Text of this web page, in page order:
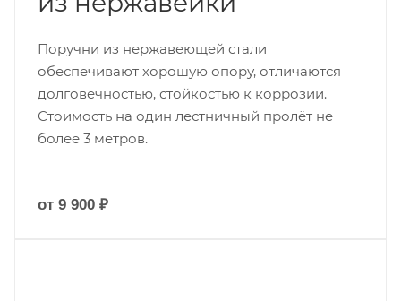
Поручни из нержавеющей стали
обеспечивают хорошую опору, отличаются
долговечностью, стойкостью к коррозии.
Стоимость на один лестничный пролёт не
более 3 метров.
от 9 900 ₽